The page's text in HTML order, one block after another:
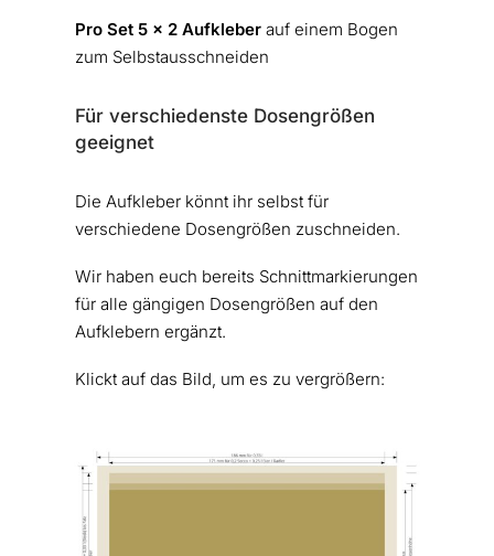
Pro Set 5 x 2 Aufkleberauf einem Bogen
zum Selbstausschneiden
Für verschiedenste Dosengrößen
geeignet
Die Aufkleber könnt ihr selbst für
verschiedene Dosengrößen zuschneiden.
Wir haben euch bereits Schnittmarkierungen
für alle gängigen Dosengrößen auf den
Aufklebern ergänzt.
Klickt auf das Bild, um es zu vergrößern: